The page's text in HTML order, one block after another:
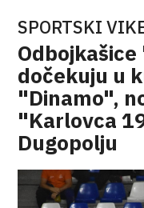
SPORTSKI
dočekuju u
"Dinamo",
"Karlovca
Dugopolju